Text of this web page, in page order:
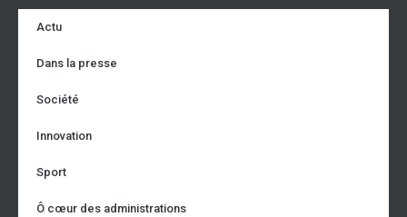
Actu
Dans la presse
Société
Innovation
Sport
Ô cœur des administrations